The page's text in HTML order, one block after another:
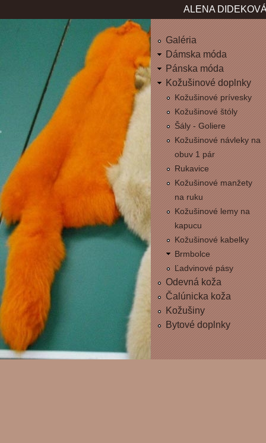
ALENA
Galéria
Dámska móda
Pánska móda
Kožušinové doplnky
Kožušinové prívesky
Kožušinové štóly
Šály - Goliere
Kožušinové návleky na
obuv 1 pár
Rukavice
Kožušinové manžety
na ruku
Kožušinové lemy na
kapucu
Kožušinové kabelky
Brmbolce
Ľadvinové pásy
Odevná koža
Čalúnicka koža
Kožušiny
Bytové doplnky